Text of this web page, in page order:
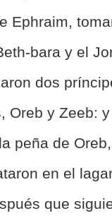
Ephraim,
bara y el
dos
Oreb y Zeeb:
peña de
en el
que